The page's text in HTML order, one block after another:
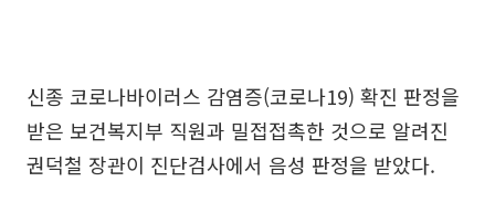
신종 코로나바이러스 감염증(코로나19) 확진 판정을
받은 보건복지부 직원과 밀접접촉한 것으로 알려진
권덕철 장관이 진단검사에서 음성 판정을 받았다.